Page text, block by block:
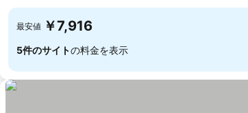
最安値 ￥7,916
5件のサイトの料金を表示